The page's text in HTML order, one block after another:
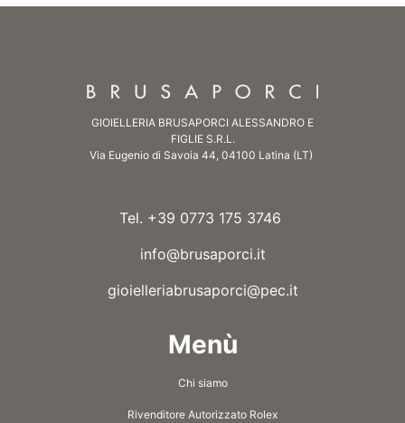
GIOIELLERIA BRUSAPORCI ALESSANDRO E
FIGLIE S.R.L.
Via Eugenio di Savoia 44, 04100 Latina (LT)
Tel. +39 0773 175 3746
info@brusaporci.it
gioielleriabrusaporci@pec.it
Menù
Chi siamo
Rivenditore Autorizzato Rolex